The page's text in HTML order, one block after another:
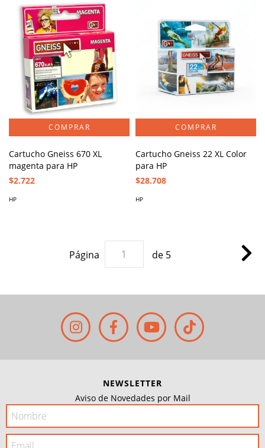
Cartucho Gneiss 670 XL
magenta para HP
$2.722
HP
Cartucho Gneiss 22 XL Color
para HP
$28.708
HP
Página de 5
NEWSLETTER
Aviso de Novedades por Mail